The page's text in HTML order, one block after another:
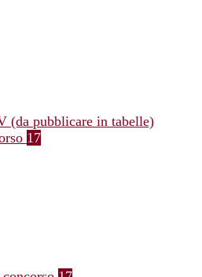
(da pubblicare in tabelle)
17